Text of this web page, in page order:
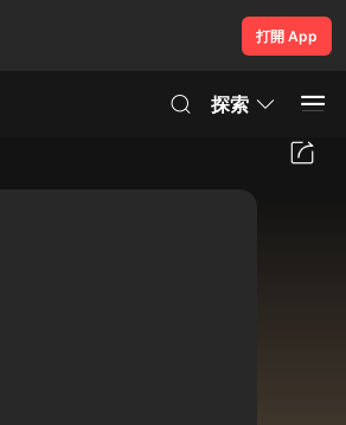
打開 App
探索